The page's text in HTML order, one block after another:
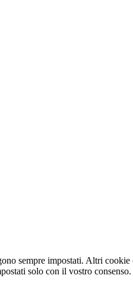
sempre impostati. Altri
solo con il vostro consenso.